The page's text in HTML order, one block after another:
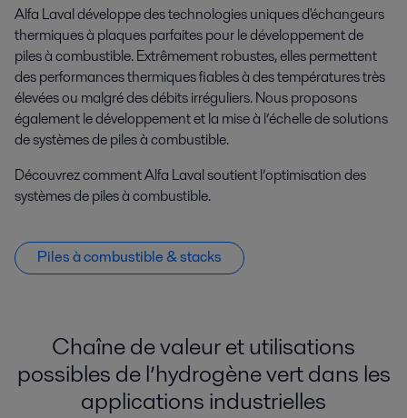
Alfa Laval développe des technologies uniques d'échangeurs
thermiques à plaques parfaites pour le développement de
piles à combustible. Extrêmement robustes, elles permettent
des performances thermiques fiables à des températures très
élevées ou malgré des débits irréguliers. Nous proposons
également le développement et la mise à l’échelle de solutions
de systèmes de piles à combustible.
Découvrez comment Alfa Laval soutient l’optimisation des
systèmes de piles à combustible.
Piles à combustible & stacks
Chaîne de valeur et utilisations
possibles de l’hydrogène vert dans les
applications industrielles